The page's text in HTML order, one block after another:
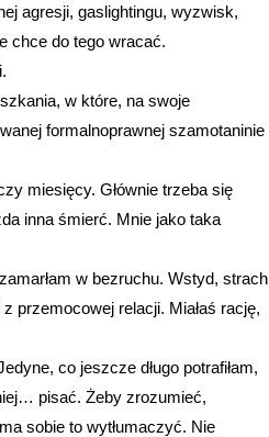
agresji, gaslightingu, wyzwisk,
chce do tego wracać.
w które, na swoje
formalnoprawnej szamotaninie
miesięcy. Głównie trzeba się
inna śmierć. Mnie jako taka
w bezruchu. Wstyd, strach
przemocowej relacji. Miałaś rację,
co jeszcze długo potrafiłam,
pisać. Żeby zrozumieć,
sobie to wytłumaczyć. Nie